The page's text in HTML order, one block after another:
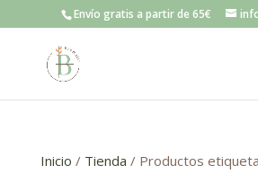
Envío gratis a partir de 65€
Inicio / Tienda / Productos